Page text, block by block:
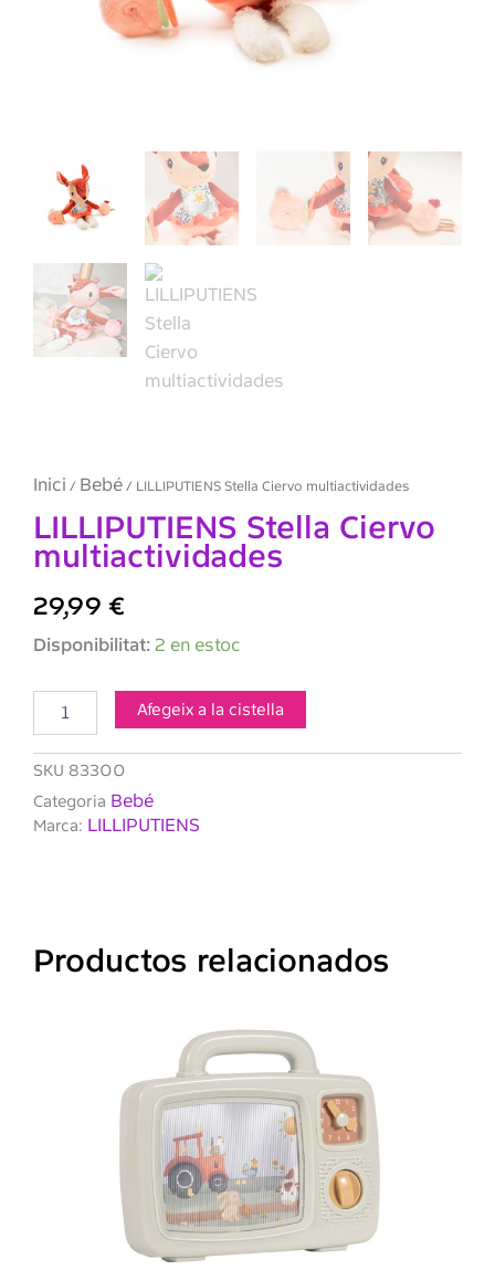
Inici / Bebé / LILLIPUTIENS Stella Ciervo multiactividades
LILLIPUTIENS Stella Ciervo
multiactividades
29,99 €
Disponibilitat: 2 en estoc
quantitat
Stella
multiactividades
Afegeix a la cistella
SKU 83300
Categoria Bebé
Marca: LILLIPUTIENS
Productos relacionados